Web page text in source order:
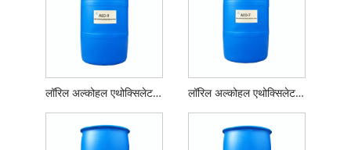
लॉरिल अल्कोहल एथोक्सिलेट एईओ -9 लॉरिल अल्कोहल एथोक्सिलेट एईओ -7